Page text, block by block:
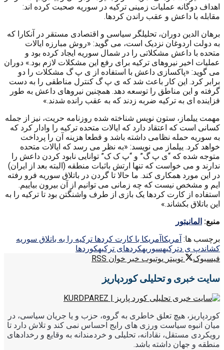
اهداف دوگانه عملیات زمینی ترکیه در سوریه صحبت کرده اند:
مقابله با داعش و عقب راندن کردها.
برهان الدین دوران، تحلیلگر سیاسی و اقتصادی مستقر در آنکارا که
به دولت اردوغان نزدیک است، می گوید: «روش مبارزه ایالات
متحده با داعش مشکلاتی را در شمال سوریه ایجاد کرده بود و
عملیات اخیر نیروهای ترکیه برای رفع این مشکلات لازم بود.» دوران
می گوید: «پاکسازی داعش با استفاده از ی پ گ مشکلات را دو
برابر کرد. این کار باعث شد که ی پ گ کنترل مناطقی را به دست
گرفته و این مناطق را توسعه دهد. همچنین نیروهای داعش به طور
فزاینده ای به ترکیه ضربه زدند که به عقب رانده شدند.»
مهمت ییلماز، ستون نویس شناخته شده روزنامه حریت، نیز از جمله
کسانی است که اعتقاد دارد که ایالات متحده ترکیه را وادار کرد که
به سوریه حمله نظامی داشته باشد و قطعا هزینه آن را پرداخت
خواهد کرد. ییلماز می نویسد: «به نظر می رسد که ایالات متحده
متوجه شده که “ی پ گ” و “پ ک ک” توانایی نابود کردن داعش را
ندارند و می خواست که تنها ارتش باثبات منطقه (البته بعد از ایران)
در این مورد همکاری کند. ما حالا تا گردن در باتلاق سوریه فرو رفته
ایم و مشخص نیست که چه زمانی می توانیم از آن بیرون بیاییم.
استفاده از کارت کردها یک بازی از طرف واشنگتن بود تا ترکیه را به
این باتلاق بکشاند.»
منبع: المانیتور
برچسب ها: آمریکاآمریکا با کارت کردها ترکیه را به باتلاق سوریه
کشاندپ ی دترکیهسوریهکردهای ترکیهکوردها
فیسبوک
توییتر یوتیوب خبر خوان RSS
سایت خبری و تحلیلی کوردپاریز
کوردپاریز، هیچ تعلق خاطری به گروه، حزب و یا جریان سیاسی، در
میان انبوه سیاست ورزی های رایج احساس نمی کند و تلاش دارد تا
رویکردی مستقل، نقادانه، تحلیلی و خردمندانه به وقایع و رخدادهای
منطقه و جهان داشته باشد.